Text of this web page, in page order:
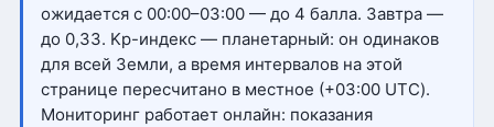
ожидается с 00:00–03:00 — до 4 балла. Завтра —
до 0,33. Kp-индекс — планетарный: он одинаков
для всей Земли, а время интервалов на этой
странице пересчитано в местное (+03:00 UTC).
Мониторинг работает онлайн: показания